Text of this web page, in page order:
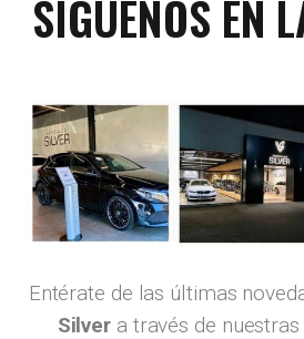
SÍGUENOS EN
Entérate de las últimas
Silver a través de